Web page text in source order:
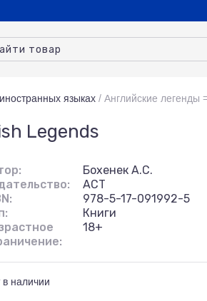
языках / Английские легенды
Legends
Бохенек А.С.
АСТ
978-5-17-091992-5
Книги
18+
в наличии